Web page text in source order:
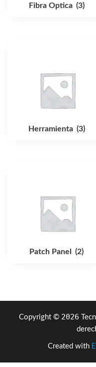
Fibra Optica (3)
Herramienta (3)
Patch Panel (2)
Copyright © 2026
Created with